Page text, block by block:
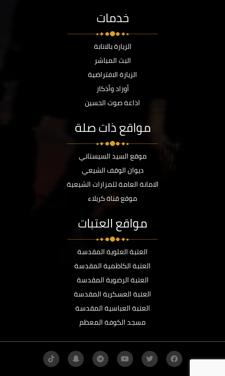
خدمات
الزيارة بالانابة
البث المباشر
الزيارة الافتراضية
أوراد وأذكار
اذاعة صوت الحسين
مواقع ذات صلة
موقع السيد السيستاني
ديوان الوقف الشيعي
الامانة العامة للمزارات الشيعية
موقع قناة كربلاء
مواقع العتبات
العتبة العلوية المقدسة
العتبة الكاظمية المقدسة
العتبة الرضوية المقدسة
العتبة العسكرية المقدسة
العتبة العباسية المقدسة
مسجد الكوفة المعظم